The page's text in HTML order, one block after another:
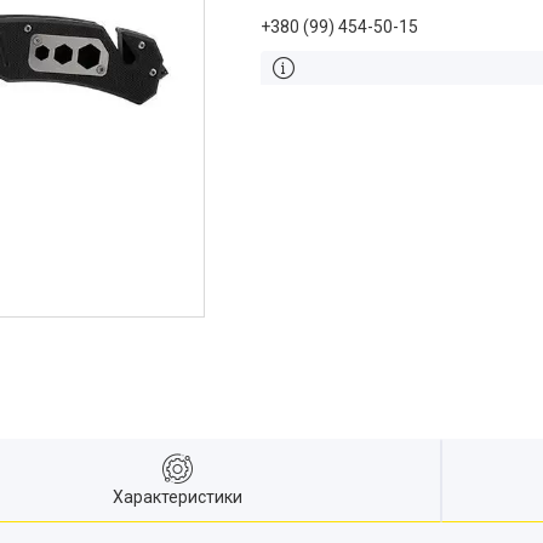
+380 (99) 454-50-15
Характеристики